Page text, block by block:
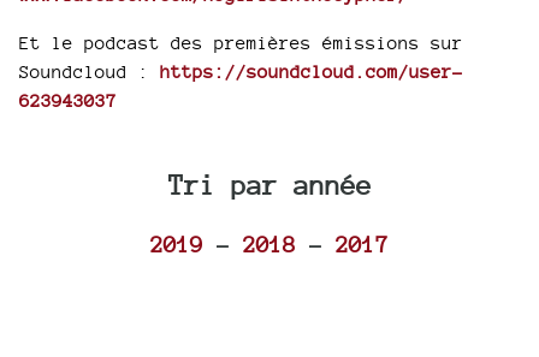
Et le podcast des premières émissions sur
Soundcloud : https://soundcloud.com/user-
623943037
Tri par année
2019 - 2018 - 2017